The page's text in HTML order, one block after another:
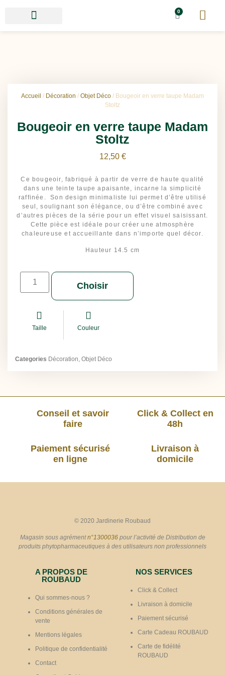
0
Accueil / Décoration / Objet Déco / Bougeoir en verre taupe Madam
Stoltz
Bougeoir en verre taupe Madam
Stoltz
12,50 €
Ce bougeoir, fabriqué à partir de verre de haute qualité
dans une teinte taupe apaisante, incarne la simplicité
raffinée. Son design minimaliste lui permet d’être utilisé
seul, soulignant son élégance, ou d’être combiné avec
d’autres pièces de la série pour un effet visuel saisissant.
Cette pièce est idéale pour créer une atmosphère
chaleureuse et accueillante dans n’importe quel décor.
Hauteur 14.5 cm
Choisir
Taille Couleur
Categories Décoration, Objet Déco
Conseil et savoir
faire
Click & Collect en
48h
Paiement sécurisé
en ligne
Livraison à
domicile
© 2020 Jardinerie Roubaud
Magasin sous agrémentn°1300036pour l’activité de Distribution de
produits phytopharmaceutiques à des utilisateurs non professionnels
A PROPOS DE
ROUBAUD
Qui sommes-nous ?
Conditions générales de
vente
Mentions légales
Politique de confidentialité
Contact
NOS SERVICES
Click & Collect
Livraison à domicile
Paiement sécurisé
Carte Cadeau ROUBAUD
Carte de fidélité
ROUBAUD